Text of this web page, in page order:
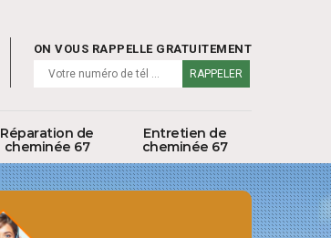
ON VOUS RAPPELLE GRATUITEMENT
Réparation de
cheminée 67
Entretien de
cheminée 67